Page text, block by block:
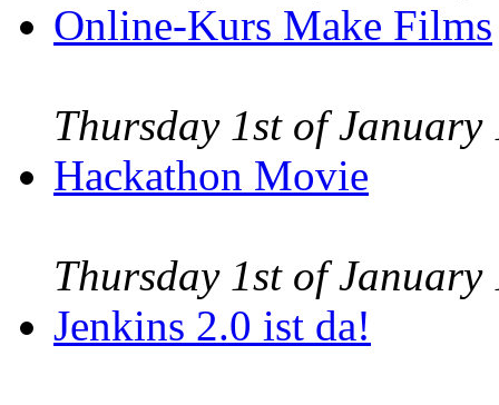
Online-Kurs Make Films
Thursday 1st of
Hackathon Movie
Thursday 1st of
Jenkins 2.0 ist da!